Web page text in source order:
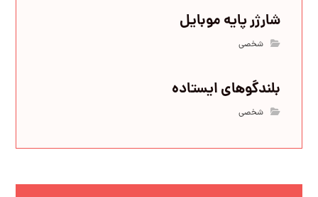
شارژر پایه موبایل
شخصی
بلندگوهای ایستاده
شخصی